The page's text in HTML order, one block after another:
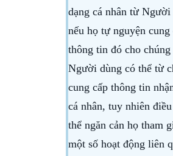
dạng cá nhân từ Người
nếu họ tự nguyện cung
thông tin đó cho
Người dùng có thể từ
cung cấp thông tin
cá nhân, tuy nhiên
thể ngăn cản họ tham
một số hoạt động liên